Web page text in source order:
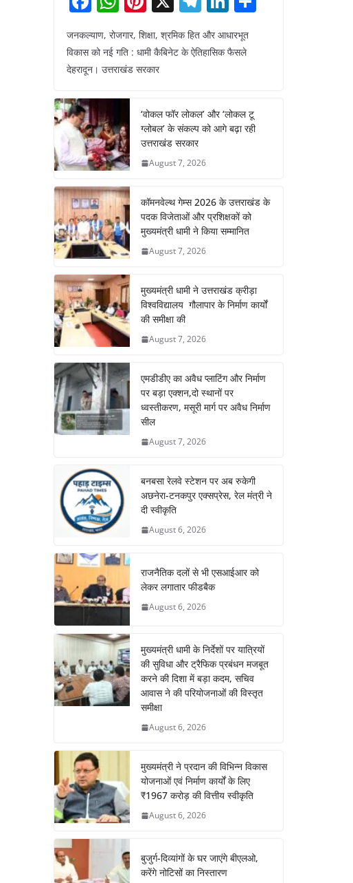
c
e
o
o
k
at
s
p
er
e
el
e
m
k
n
जनकल्याण, रोजगार, शिक्षा, श्रमिक हित और आधारभूत
विकास को नई गति : धामी कैबिनेट के ऐतिहासिक फैसले
देहरादून। उत्तराखंड सरकार
‘वोकल फॉर लोकल’ और ‘लोकल टू
ग्लोबल’ के संकल्प को आगे बढ़ा रही
उत्तराखंड सरकार
August 7, 2026
कॉमनवेल्थ गेम्स 2026 के उत्तराखंड के
पदक विजेताओं और प्रशिक्षकों को
मुख्यमंत्री धामी ने किया सम्मानित
August 7, 2026
मुख्यमंत्री धामी ने उत्तराखंड क्रीड़ा
विश्वविद्यालय गौलापार के निर्माण कार्यों
की समीक्षा की
August 7, 2026
एमडीडीए का अवैध प्लाटिंग और निर्माण
पर बड़ा एक्शन,दो स्थानों पर
ध्वस्तीकरण, मसूरी मार्ग पर अवैध निर्माण
सील
August 7, 2026
बनबसा रेलवे स्टेशन पर अब रुकेगी
अछनेरा-टनकपुर एक्सप्रेस, रेल मंत्री ने
दी स्वीकृति
August 6, 2026
राजनैतिक दलों से भी एसआईआर को
लेकर लगातार फीडबैक
August 6, 2026
मुख्यमंत्री धामी के निर्देशों पर यात्रियों
की सुविधा और ट्रैफिक प्रबंधन मजबूत
करने की दिशा में बड़ा कदम, सचिव
आवास ने की परियोजनाओं की विस्तृत
समीक्षा
August 6, 2026
मुख्यमंत्री ने प्रदान की विभिन्न विकास
योजनाओं एवं निर्माण कार्यों के लिए
₹1967 करोड़ की वित्तीय स्वीकृति
August 6, 2026
बुजुर्ग-दिव्यांगों के घर जाएंगे बीएलओ,
करेंगे नोटिसों का निस्तारण